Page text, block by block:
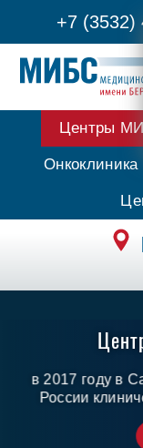
+7 (3532)
Центры
Онкоклиника
в 2017 году в
России